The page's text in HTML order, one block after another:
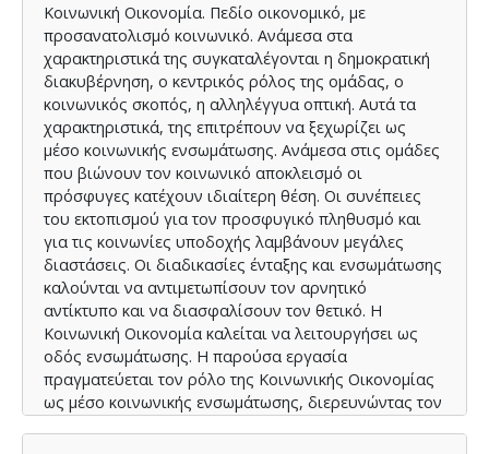
Κοινωνική Οικονομία. Πεδίο οικονομικό, με
προσανατολισμό κοινωνικό. Ανάμεσα στα
χαρακτηριστικά της συγκαταλέγονται η δημοκρατική
διακυβέρνηση, ο κεντρικός ρόλος της ομάδας, ο
κοινωνικός σκοπός, η αλληλέγγυα οπτική. Αυτά τα
χαρακτηριστικά, της επιτρέπουν να ξεχωρίζει ως
μέσο κοινωνικής ενσωμάτωσης. Ανάμεσα στις ομάδες
που βιώνουν τον κοινωνικό αποκλεισμό οι
πρόσφυγες κατέχουν ιδιαίτερη θέση. Οι συνέπειες
του εκτοπισμού για τον προσφυγικό πληθυσμό και
για τις κοινωνίες υποδοχής λαμβάνουν μεγάλες
διαστάσεις. Οι διαδικασίες ένταξης και ενσωμάτωσης
καλούνται να αντιμετωπίσουν τον αρνητικό
αντίκτυπο και να διασφαλίσουν τον θετικό. Η
Κοινωνική Οικονομία καλείται να λειτουργήσει ως
οδός ενσωμάτωσης. Η παρούσα εργασία
πραγματεύεται τον ρόλο της Κοινωνικής Οικονομίας
ως μέσο κοινωνικής ενσωμάτωσης, διερευνώντας τον